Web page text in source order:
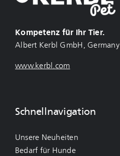
Kompetenz für Ihr Tier.
Albert Kerbl GmbH, Germany
www.kerbl.com
Schnellnavigation
Unsere Neuheiten
Bedarf für Hunde